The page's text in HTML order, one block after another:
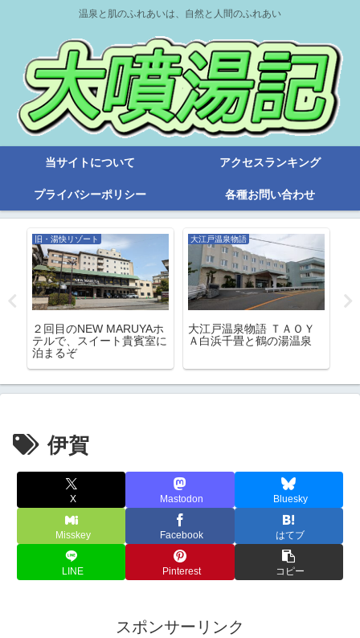
温泉と肌のふれあいは、自然と人間のふれあい
当サイトについて アクセスランキング
プライバシーポリシー 各種お問い合わせ
旧・湯快リゾート
２回目のNEW MARUYAホ
テルで、スイート貴賓室に
泊まるぞ
大江戸温泉物語
大江戸温泉物語 ＴＡＯＹ
Ａ白浜千畳と鶴の湯温泉
伊賀
X Mastodon Bluesky
Misskey Facebook はてブ
LINE Pinterest コピー
スポンサーリンク